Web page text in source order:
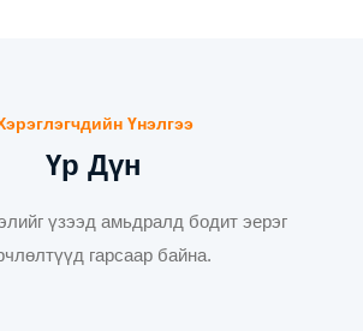
Үнэлгээ
Үр Дүн
үзээд амьдралд бодит эерэг
гарсаар байна.